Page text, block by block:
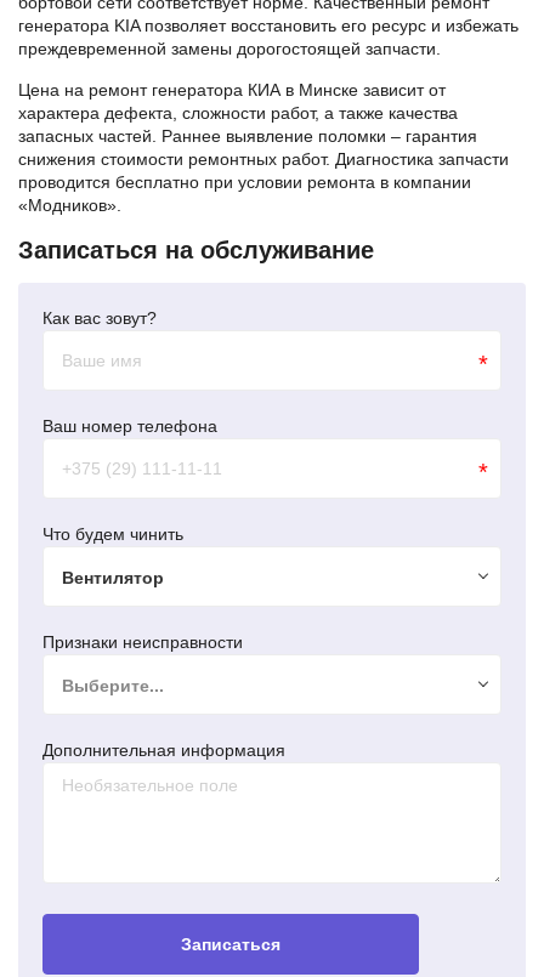
генератора KIA позволяет восстановить его ресурс и избежать
преждевременной замены дорогостоящей запчасти.
Цена на ремонт генератора КИА в Минске зависит от
характера дефекта, сложности работ, а также качества
запасных частей. Раннее выявление поломки – гарантия
снижения стоимости ремонтных работ. Диагностика запчасти
проводится бесплатно при условии ремонта в компании
«Модников».
Записаться на обслуживание
Как вас зовут?
*
Ваш номер телефона
*
Что будем чинить
Вентилятор
Признаки неисправности
Выберите...
Дополнительная информация
Записаться